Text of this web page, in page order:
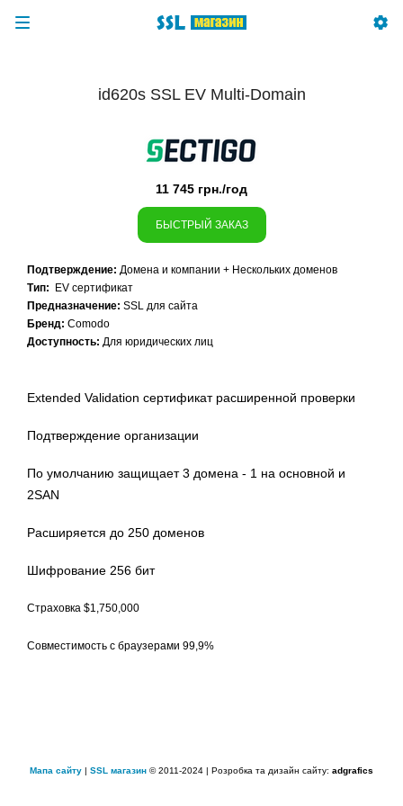
id620s SSL EV Multi-Domain
11 745 грн./год
БЫСТРЫЙ ЗАКАЗ
Подтверждение: Домена и компании + Нескольких доменов
Тип:
EV сертификат
Предназначение: SSL для сайта
Бренд: Comodo
Доступность: Для юридических лиц
Extended Validation сертификат расширенной проверки
Подтверждение организации
По умолчанию защищает 3 домена - 1 на основной и
2SAN
Расширяется до 250 доменов
Шифрование 256 бит
Страховка $1,750,000
Совместимость с браузерами 99,9%
Мапа сайту | SSL магазин © 2011-2024 | Розробка та дизайн сайту: adgrafics